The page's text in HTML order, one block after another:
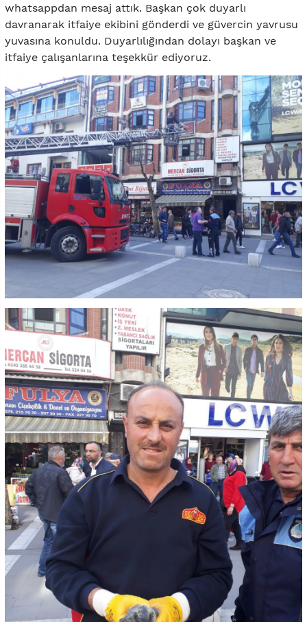
whatsappdan mesaj attık. Başkan çok duyarlı
davranarak itfaiye ekibini gönderdi ve güvercin yavrusu
yuvasına konuldu. Duyarlılığından dolayı başkan ve
itfaiye çalışanlarına teşekkür ediyoruz.